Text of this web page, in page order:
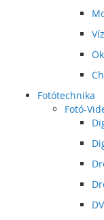
Fotótechnika
Fotó-